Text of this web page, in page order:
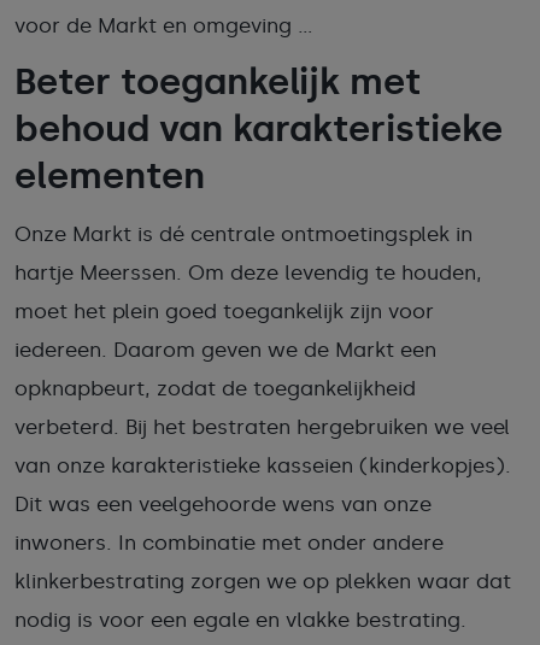
voor de Markt en omgeving ...
Beter toegankelijk met
behoud van karakteristieke
elementen
Onze Markt is dé centrale ontmoetingsplek in
hartje Meerssen. Om deze levendig te houden,
moet het plein goed toegankelijk zijn voor
iedereen. Daarom geven we de Markt een
opknapbeurt, zodat de toegankelijkheid
verbeterd. Bij het bestraten hergebruiken we veel
van onze karakteristieke kasseien (kinderkopjes).
Dit was een veelgehoorde wens van onze
inwoners. In combinatie met onder andere
klinkerbestrating zorgen we op plekken waar dat
nodig is voor een egale en vlakke bestrating.